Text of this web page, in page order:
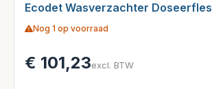
Ecodet Wasverzachter Doseerfles
Nog 1 op voorraad
€ 101,23excl. BTW